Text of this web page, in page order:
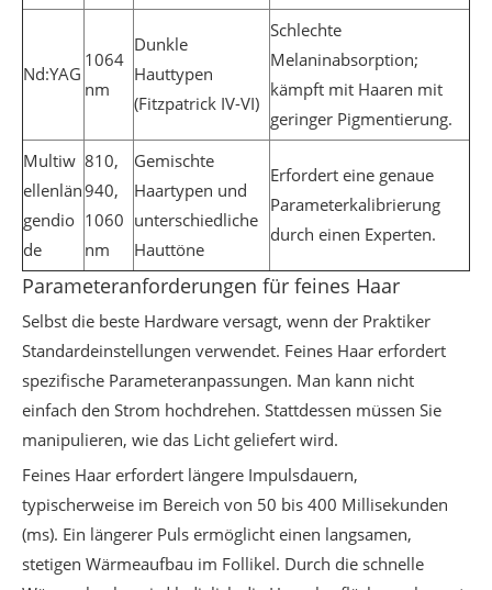
Nd:YAG
1064
nm
Dunkle
Hauttypen
(Fitzpatrick IV-VI)
Schlechte
Melaninabsorption;
kämpft mit Haaren mit
geringer Pigmentierung.
Multiw
ellenlän
gendio
de
810,
940,
1060
nm
Gemischte
Haartypen und
unterschiedliche
Hauttöne
Erfordert eine genaue
Parameterkalibrierung
durch einen Experten.
Parameteranforderungen für feines Haar
Selbst die beste Hardware versagt, wenn der Praktiker
Standardeinstellungen verwendet. Feines Haar erfordert
spezifische Parameteranpassungen. Man kann nicht
einfach den Strom hochdrehen. Stattdessen müssen Sie
manipulieren, wie das Licht geliefert wird.
Feines Haar erfordert längere Impulsdauern,
typischerweise im Bereich von 50 bis 400 Millisekunden
(ms). Ein längerer Puls ermöglicht einen langsamen,
stetigen Wärmeaufbau im Follikel. Durch die schnelle